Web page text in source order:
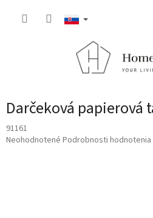
Darčeková papierová
91161
Priemerné
Neohodnotené Podrobnosti hodnotenia